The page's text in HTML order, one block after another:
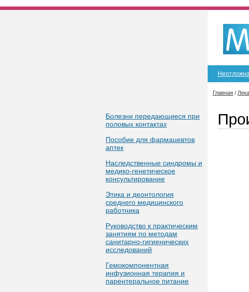
Болезни передающиеся при
половых контактах
Пособие для фармацевтов
аптек
Наследственные синдромы и
медико-генетическое
консультирование
Этика и деонтология
среднего медицинского
работника
Руководство к практическим
занятиям по методам
санитарно-гигиенических
исследований
Гемокомпонентная
инфузионная терапия и
парентеральное питание
Главная /